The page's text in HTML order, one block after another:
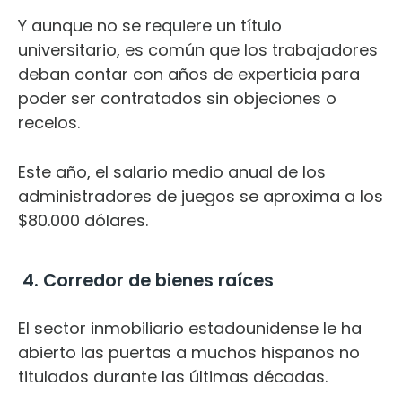
Y aunque no se requiere un título
universitario, es común que los trabajadores
deban contar con años de experticia para
poder ser contratados sin objeciones o
recelos.
Este año, el salario medio anual de los
administradores de juegos se aproxima a los
$80.000 dólares.
4. Corredor de bienes raíces
El sector inmobiliario estadounidense le ha
abierto las puertas a muchos hispanos no
titulados durante las últimas décadas.